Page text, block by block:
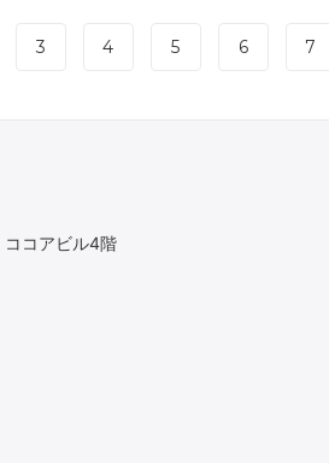
3 4 5 6 7
コアビル4階